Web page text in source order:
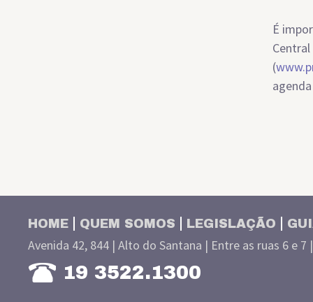
É
(
HOME QUEM SOMOS LEGISLAÇÃO
Avenida 42, 844 | Alto do Santana | Entre as ruas 6 e 7
19 3522.1300